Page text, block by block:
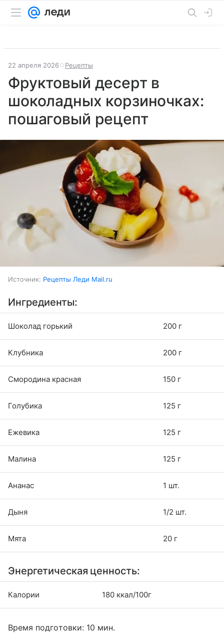
22 апреля 2026 Рецепты
Фруктовый десерт в
шоколадных корзиночках:
пошаговый рецепт
Источник: Рецепты Леди Mail.ru
Ингредиенты:
Шоколад горький 200 г
Клубника 200 г
Смородина красная 150 г
Голубика 125 г
Ежевика 125 г
Малина 125 г
Ананас 1 шт.
Дыня 1/2 шт.
Мята 20 г
Энергетическая ценность:
Калории 180 ккал/100г
Время подготовки: 10 мин.